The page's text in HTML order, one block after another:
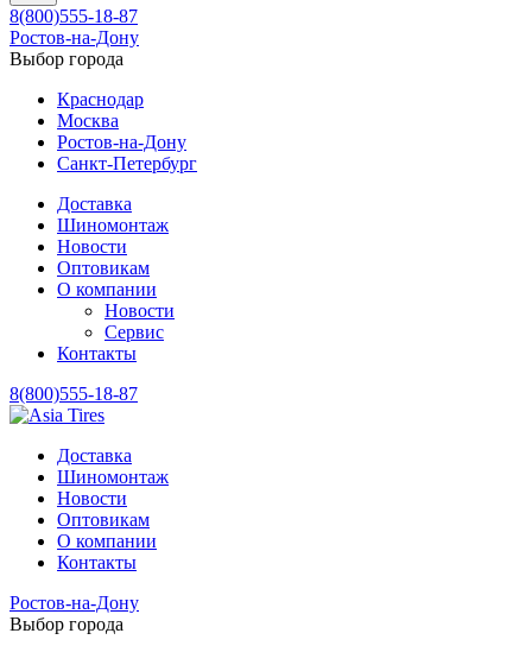
8(800)555-18-87
Ростов-на-Дону
Выбор города
Краснодар
Москва
Ростов-на-Дону
Санкт-Петербург
Доставка
Шиномонтаж
Новости
Оптовикам
О компании
Новости
Сервис
Контакты
8(800)555-18-87
Доставка
Шиномонтаж
Новости
Оптовикам
О компании
Контакты
Ростов-на-Дону
Выбор города